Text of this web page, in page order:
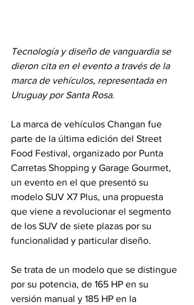
Tecnología y diseño de vanguardia se
dieron cita en el evento a través de la
marca de vehículos, representada en
Uruguay por Santa Rosa.
La marca de vehículos Changan fue
parte de la última edición del Street
Food Festival, organizado por Punta
Carretas Shopping y Garage Gourmet,
un evento en el que presentó su
modelo SUV X7 Plus, una propuesta
que viene a revolucionar el segmento
de los SUV de siete plazas por su
funcionalidad y particular diseño.
Se trata de un modelo que se distingue
por su potencia, de 165 HP en su
versión manual y 185 HP en la